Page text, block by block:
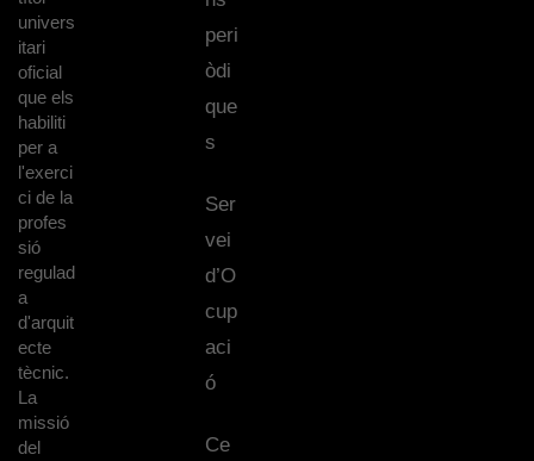
univers
itari
oficial
que els
habiliti
per a
l'exerci
ci de la
profes
sió
regulad
a
d'arquit
ecte
tècnic.
La
missió
del
peri
òdi
que
s
Ser
vei
d’O
cup
aci
ó
Ce